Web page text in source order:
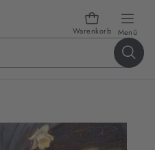
Warenkorb Menü